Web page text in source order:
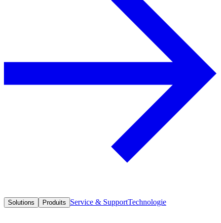
Solutions Produits Service & SupportTechnologie